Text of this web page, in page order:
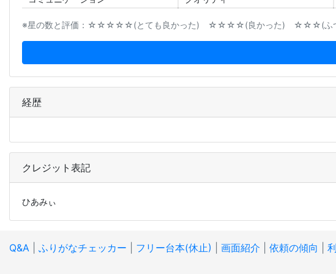
※星の数と評価：☆☆☆☆☆(とても良かった) ☆☆☆☆(良かった) ☆☆☆(ふつ
経歴
クレジット表記
ひあみぃ
Q&A ふりがなチェッカー フリー台本(休止) 画面紹介 依頼の傾向